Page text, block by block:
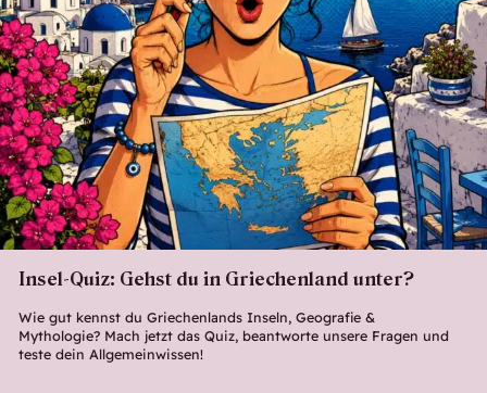
Insel-Quiz: Gehst du in Griechenland unter?
Wie gut kennst du Griechenlands Inseln, Geografie &
Mythologie? Mach jetzt das Quiz, beantworte unsere Fragen und
teste dein Allgemeinwissen!